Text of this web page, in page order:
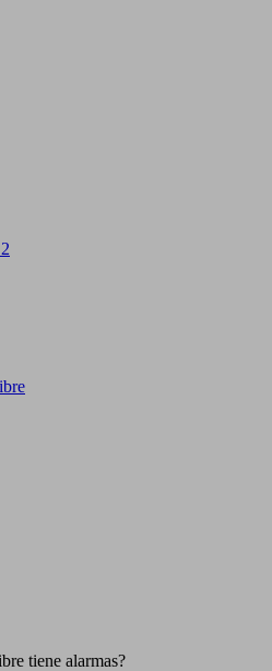
tiene alarmas?